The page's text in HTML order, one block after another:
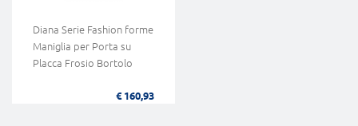
Diana Serie Fashion forme
Maniglia per Porta su
Placca Frosio Bortolo
€ 160,93